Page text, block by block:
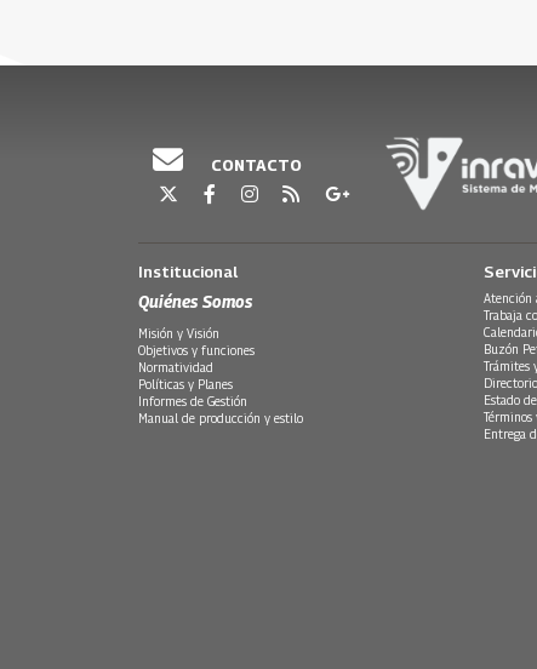
CONTACTO
Institucional
Quiénes Somos
Misión y Visión
Objetivos y funciones
Normatividad
Políticas y Planes
Informes de Gestión
Manual de producción y estilo
Atención
Trabaja
Buzón
Trámites
Estado
Términos
Entrega